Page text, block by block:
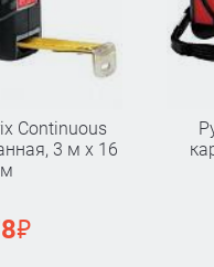
Continuous
3 м х 16
₽